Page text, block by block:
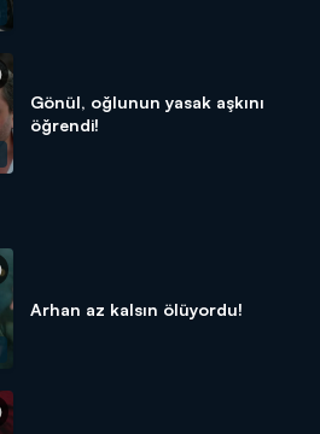
Gönül, oğlunun yasak aşkını
öğrendi!
Arhan az kalsın ölüyordu!